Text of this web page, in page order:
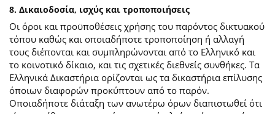
8. Δικαιοδοσία, ισχύς και τροποποιήσεις
Οι όροι και προϋποθέσεις χρήσης του παρόντος δικτυακού
τόπου καθώς και οποιαδήποτε τροποποίηση ή αλλαγή
τους διέπονται και συμπληρώνονται από το Ελληνικό και
το κοινοτικό δίκαιο, και τις σχετικές διεθνείς συνθήκες. Τα
Ελληνικά Δικαστήρια ορίζονται ως τα δικαστήρια επίλυσης
όποιων διαφορών προκύπτουν από το παρόν.
Οποιαδήποτε διάταξη των ανωτέρω όρων διαπιστωθεί ότι